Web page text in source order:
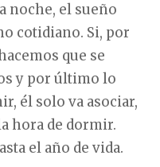
noche, el sueño
cotidiano. Si, por
que se
y por último lo
él solo va asociar,
hora de dormir.
el año de vida.